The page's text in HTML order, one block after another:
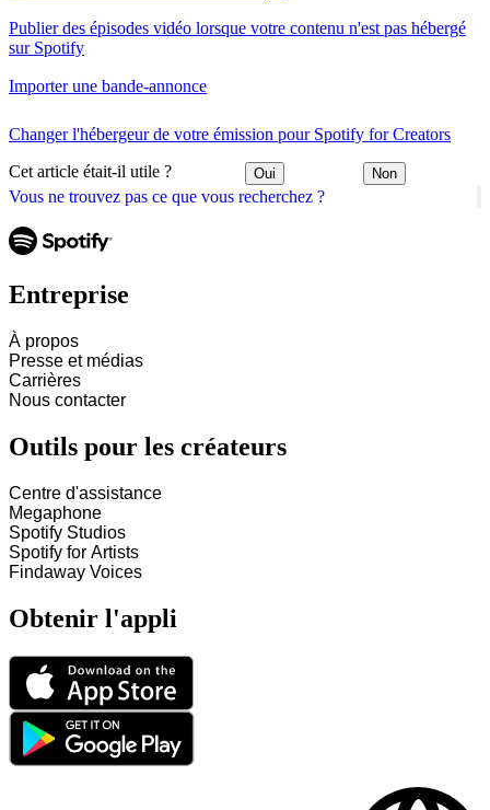
Vous ne trouvez pas ce que vous recherchez ?
Publier des épisodes vidéo lorsque votre contenu n'est pas hébergé
sur Spotify
Importer une bande-annonce
Changer l'hébergeur de votre émission pour Spotify for Creators
Cet article était-il utile ? Oui Non
Entreprise
À propos
Presse et médias
Carrières
Nous contacter
Outils pour les créateurs
Centre d'assistance
Megaphone
Spotify Studios
Spotify for Artists
Findaway Voices
Obtenir l'appli